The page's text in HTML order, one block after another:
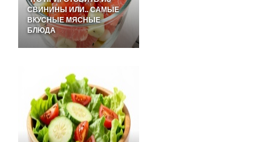
СВИНИНЫ ИЛИ.. САМЫЕ
ВКУСНЫЕ МЯСНЫЕ
БЛЮДА